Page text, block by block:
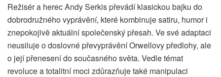
Režisér a herec Andy Serkis převádí klasickou bajku do
dobrodružného vyprávění, které kombinuje satiru, humor i
znepokojivě aktuální společenský přesah. Ve své adaptaci
neusiluje o doslovné převyprávění Orwellovy předlohy, ale
o její přenesení do současného světa. Vedle témat
revoluce a totalitní moci zdůrazňuje také manipulaci